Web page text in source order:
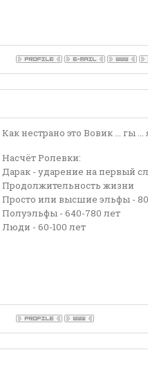
Как нестрано это Вовик ... гы ...
Насчёт Ролевки:
Дарак - ударение на первый
Продолжительность жизни
Просто или высшие эльфы -
Полуэльфы - 640-780 лет
Люди - 60-100 лет